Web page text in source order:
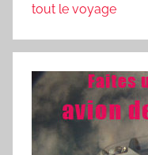
tout le voyage